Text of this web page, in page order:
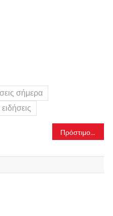
σήμερα
Πρόστιμο 128.300 ευρώ σε εταιρεία χονδρικού εμπορίου οπωροκηπευτικών για αθέμιτη κερδοφορία